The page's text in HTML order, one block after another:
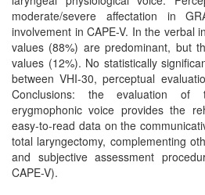
moderate/severe affectation in
involvement in CAPE-V. In the verbal
values (88%) are predominant, but
values (12%). No statistically
between VHI-30, perceptual
Conclusions: the evaluation
erygmophonic voice provides the
easy-to-read data on the
total laryngectomy, complementing
and subjective assessment
CAPE-V).